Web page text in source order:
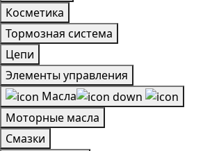
Косметика
Тормозная система
Цепи
Элементы управления
Масла
Моторные масла
Смазки